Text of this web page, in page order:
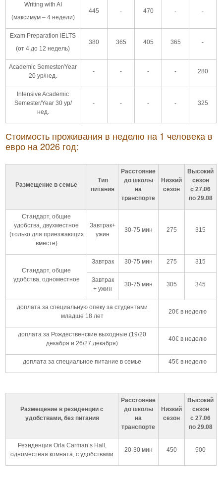
Writing with AI
(максимум – 4 недели)
445 - 470 - -
Exam Preparation IELTS
(от 4 до 12 недель)
380 365 405 365 -
Academic Semester/Year
20 ур/нед.
- - - - 280
Intensive Academic
Semester/Year 30 ур/
нед.
- - - - 325
Стоимость проживания в неделю на 1 человека в
евро на 2026 год:
Размещение в семье
Тип
питания
Расстояние
до школы
на
транспорте
Низкий
сезон
Высокий
сезон
с 27.06
по 29.08
Стандарт, общие
удобства, двухместное
(только для приезжающих
вместе)
Завтрак+
ужин
30-75 мин 275 315
Стандарт, общие
удобства, одноместное
Завтрак 30-75 мин 275 315
Завтрак
+ ужин
30-75 мин 305 345
доплата за специальную опеку за студентами
младше 18 лет
20€ в неделю
доплата за Рождественские выходные (19/20
декабря и 26/27 декабря)
40€ в неделю
доплата за специальное питание в семье 45€ в неделю
Размещение в резиденции с
удобствами, без питания
Расстояние
до школы
на
транспорте
Низкий
сезон
Высокий
сезон
с 27.06
по 29.08
Резиденция Orla Carman’s Hall,
одноместная комната, с удобствами
20-30 мин 450 500